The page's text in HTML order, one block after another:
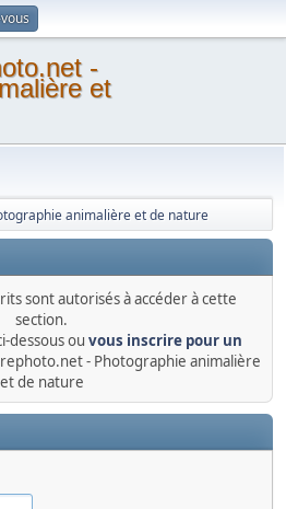
-
et
animalière et de nature
sont autorisés à accéder à cette
section.
dessous ou vous inscrire pour un
- Photographie animalière
et de nature